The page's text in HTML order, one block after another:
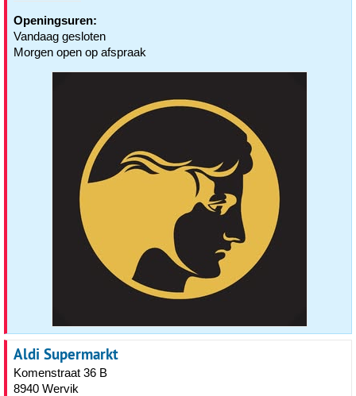
Openingsuren:
Vandaag gesloten
Morgen open op afspraak
Aldi Supermarkt
Komenstraat 36 B
8940 Wervik